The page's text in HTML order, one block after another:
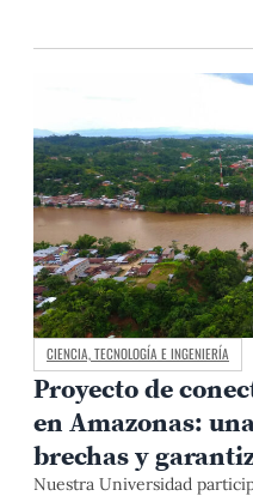
CIENCIA, TECNOLOGÍA E INGENIERÍA
Proyecto de
en Amazonas:
brechas y
Nuestra Universidad